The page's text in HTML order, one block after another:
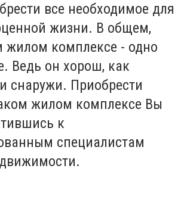
все необходимое для
жизни. В общем,
жилом комплексе - одно
Ведь он хорош, как
снаружи. Приобрести
жилом комплексе Вы
к
специалистам